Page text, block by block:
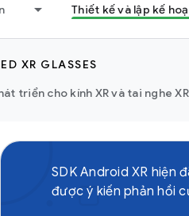
Thiết kế và lập kế
XR GLASSES
triển cho kính XR và tai nghe
SDK Android XR hiện
được ý kiến phản hồi